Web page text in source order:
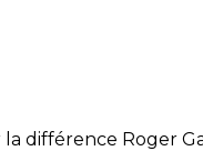
différence Roger